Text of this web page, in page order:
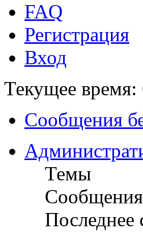
FAQ
Регистрация
Вход
Текущее время:
Сообщения
Темы
Сообщения
Последнее